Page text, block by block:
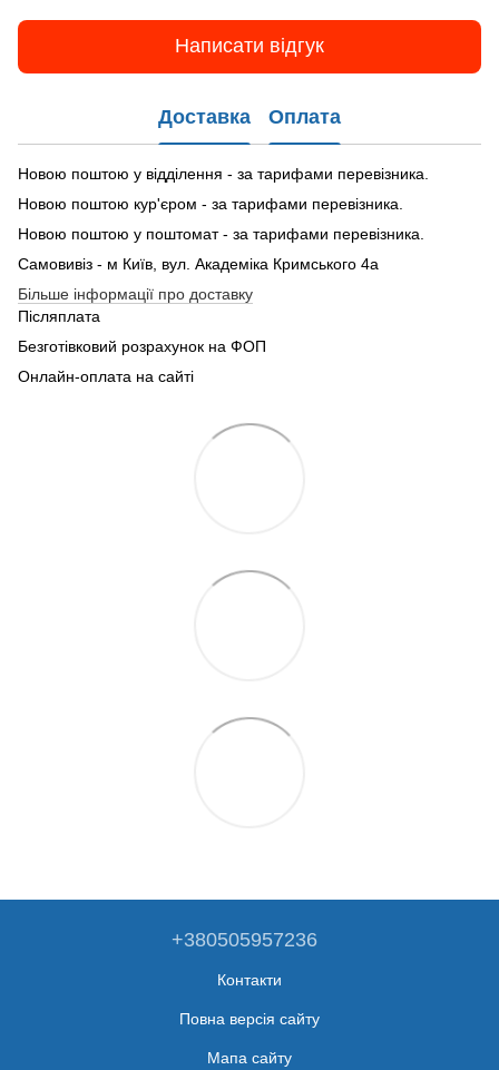
Написати відгук
Доставка Оплата
Новою поштою у відділення - за тарифами перевізника.
Новою поштою кур'єром - за тарифами перевізника.
Новою поштою у поштомат - за тарифами перевізника.
Самовивіз - м Київ, вул. Академіка Кримського 4а
Більше інформації про доставку
Післяплата
Безготівковий розрахунок на ФОП
Онлайн-оплата на сайті
+380505957236
Контакти
Повна версія сайту
Мапа сайту